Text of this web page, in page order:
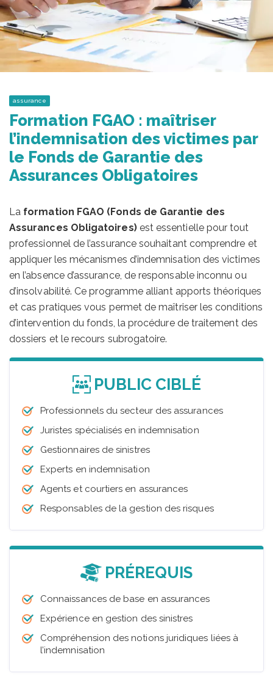
assurance
Formation FGAO : maîtriser
l’indemnisation des victimes par
le Fonds de Garantie des
Assurances Obligatoires
La formation FGAO (Fonds de Garantie des
Assurances Obligatoires)est essentielle pour tout
professionnel de l’assurance souhaitant comprendre et
appliquer les mécanismes d’indemnisation des victimes
en l’absence d’assurance, de responsable inconnu ou
d’insolvabilité. Ce programme alliant apports théoriques
et cas pratiques vous permet de maîtriser les conditions
d’intervention du fonds, la procédure de traitement des
dossiers et le recours subrogatoire.
PUBLIC CIBLÉ
Professionnels du secteur des assurances
Juristes spécialisés en indemnisation
Gestionnaires de sinistres
Experts en indemnisation
Agents et courtiers en assurances
Responsables de la gestion des risques
PRÉREQUIS
Connaissances de base en assurances
Expérience en gestion des sinistres
Compréhension des notions juridiques liées à
l’indemnisation